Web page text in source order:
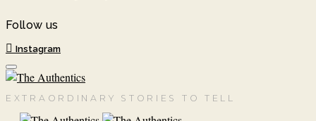
Follow us
Instagram
EXTRAORDINARY STORIES TO TELL